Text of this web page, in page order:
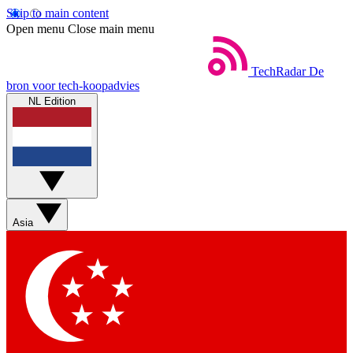
Skip to main content
Open menu Close main menu
TechRadar De
bron voor tech-koopadvies
NL Edition
Asia